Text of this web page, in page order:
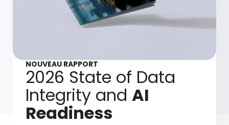
NOUVEAU RAPPORT
2026 State of Data
Integrity and AI
Readiness